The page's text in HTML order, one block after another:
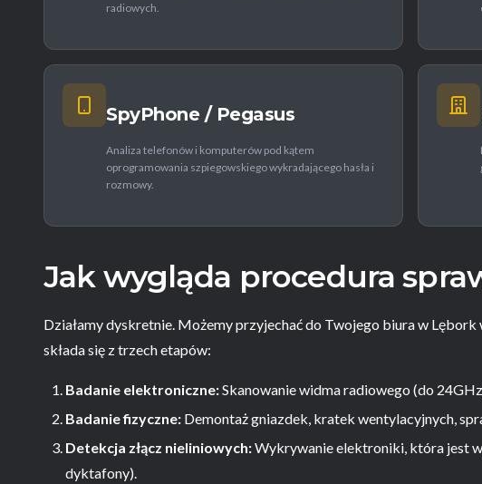
radiowych.
SpyPhone / Pegasus
Analiza telefonów i komputerów pod kątem
oprogramowania szpiegowskiego wykradającego hasła i
rozmowy.
Jak wygląda procedura
Działamy dyskretnie. Możemy przyjechać do Twojego biura w
składa się z trzech etapów:
Badanie elektroniczne:Skanowanie widma radiowego (do
Badanie fizyczne: Demontaż gniazdek, kratek wentylacyjnych,
Detekcja złącz nieliniowych:Wykrywanie elektroniki, która jest
dyktafony).